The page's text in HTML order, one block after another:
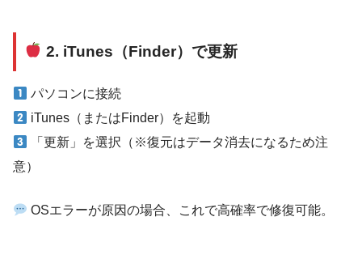
2. iTunes（Finder）で更新
パソコンに接続
iTunes（またはFinder）を起動
「更新」を選択（※復元はデータ消去になるため注
意）
OSエラーが原因の場合、これで高確率で修復可能。